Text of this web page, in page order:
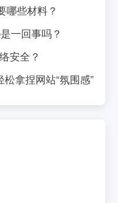
哪些材料？
一回事吗？
安全？
拿捏网站“氛围感”